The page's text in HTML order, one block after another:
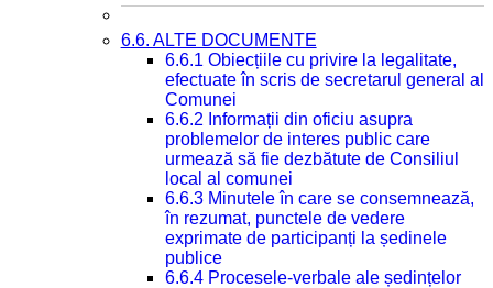
6.6. ALTE DOCUMENTE
6.6.1 Obiecțiile cu privire la legalitate,
efectuate în scris de secretarul general al
Comunei
6.6.2 Informații din oficiu asupra
problemelor de interes public care
urmează să fie dezbătute de Consiliul
local al comunei
6.6.3 Minutele în care se consemnează,
în rezumat, punctele de vedere
exprimate de participanți la ședinele
publice
6.6.4 Procesele-verbale ale ședințelor